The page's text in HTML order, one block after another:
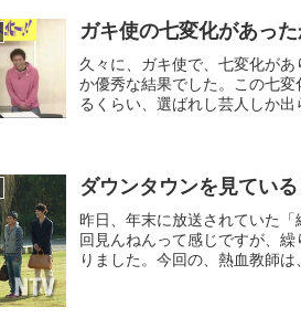
ガキ使の七変化があっ
久々に、ガキ使で、七変化が
か優秀な結果でした。この七
るくらい、選ばれし芸人しか出
ダウンタウンを見てい
昨日、年末に放送されていた
回見んねんって感じですが、
りました。今回の、熱血教師